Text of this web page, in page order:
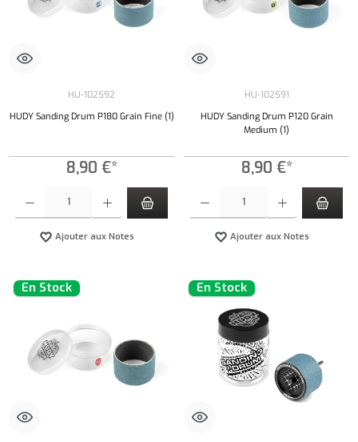
HU-102592
HUDY Sanding Drum P180 Grain Fine (1)
8,90 €*
Ajouter aux Notes
HU-102591
HUDY Sanding Drum P120 Grain
Medium (1)
8,90 €*
Ajouter aux Notes
En Stock En Stock